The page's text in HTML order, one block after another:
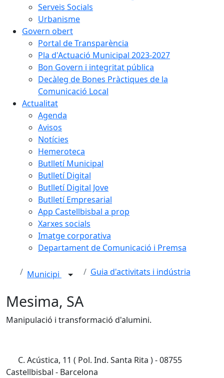
Serveis Socials
Urbanisme
Govern obert
Portal de Transparència
Pla d'Actuació Municipal 2023-2027
Bon Govern i integritat pública
Decàleg de Bones Pràctiques de la
Comunicació Local
Actualitat
Agenda
Avisos
Notícies
Hemeroteca
Butlletí Municipal
Butlletí Digital
Butlletí Digital Jove
Butlletí Empresarial
App Castellbisbal a prop
Xarxes socials
Imatge corporativa
Departament de Comunicació i Premsa
Municipi Guia d'activitats i indústria
Mesima, SA
Manipulació i transformació d'alumini.
C. Acústica, 11 ( Pol. Ind. Santa Rita ) - 08755
Castellbisbal - Barcelona